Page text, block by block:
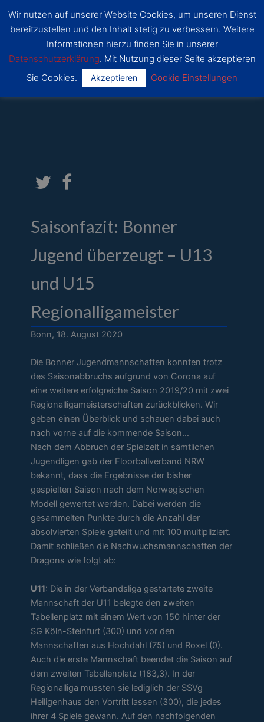
Inhalt
springen
SSF
Dragons
Bonn
Main
Menu
Saisonfazit: Bonner
Jugend überzeugt – U13
und U15
Regionalligameister
Bonn, 18. August 2020
Die Bonner Jugendmannschaften konnten trotz
des Saisonabbruchs aufgrund von Corona auf
eine weitere erfolgreiche Saison 2019/20 mit zwei
Regionalligameisterschaften zurückblicken. Wir
geben einen Überblick und schauen dabei auch
nach vorne auf die kommende Saison…
Nach dem Abbruch der Spielzeit in sämtlichen
Jugendligen gab der Floorballverband NRW
bekannt, dass die Ergebnisse der bisher
gespielten Saison nach dem Norwegischen
Modell gewertet werden. Dabei werden die
gesammelten Punkte durch die Anzahl der
absolvierten Spiele geteilt und mit 100 multipliziert.
Damit schließen die Nachwuchsmannschaften der
Dragons wie folgt ab:
U11: Die in der Verbandsliga gestartete zweite
Mannschaft der U11 belegte den zweiten
Tabellenplatz mit einem Wert von 150 hinter der
SG Köln-Steinfurt (300) und vor den
Mannschaften aus Hochdahl (75) und Roxel (0).
Auch die erste Mannschaft beendet die Saison auf
dem zweiten Tabellenplatz (183,3). In der
Regionalliga mussten sie lediglich der SSVg
Heiligenhaus den Vortritt lassen (300), die jedes
ihrer 4 Spiele gewann. Auf den nachfolgenden
Wir nutzen auf unserer Website Cookies, um unseren Dienst
bereitzustellen und den Inhalt stetig zu verbessern. Weitere
Informationen hierzu finden Sie in unserer
Datenschutzerklärung. Mit Nutzung dieser Seite akzeptieren
Sie Cookies.
Akzeptieren Cookie Einstellungen